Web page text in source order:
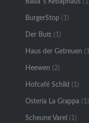
BurgerStop (1)
Der Butt (1)
Haus der Getreuen
Heewen (2)
Hofcafé Schild (1)
Osteria La Grappa (1)
Scheune Varel (1)